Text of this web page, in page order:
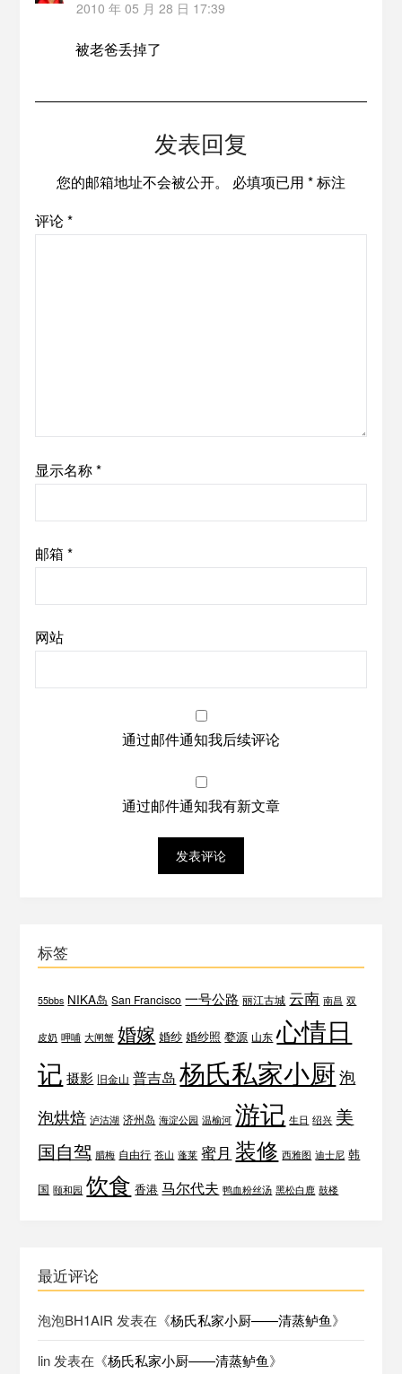
2010 年 05 月 28 日 17:39
被老爸丢掉了
发表回复
您的邮箱地址不会被公开。 必填项已用 *标注
评论*
显示名称*
邮箱 *
网站
通过邮件通知我后续评论
通过邮件通知我有新文章
标签
55bbs NIKA岛 San Francisco 一号公路 丽江古城 云南 南昌 双
皮奶 呷哺 大闸蟹 婚嫁 婚纱 婚纱照 婺源 山东 心情日
记 摄影 旧金山 普吉岛 杨氏私家小厨 泡
泡烘焙 泸沽湖 济州岛 海淀公园 温榆河 游记 生日 绍兴 美
国自驾 腊梅 自由行 苍山 蓬莱 蜜月 装修 西雅图 迪士尼 韩
国 颐和园 饮食 香港 马尔代夫 鸭血粉丝汤 黑松白鹿 鼓楼
最近评论
泡泡BH1AIR 发表在《杨氏私家小厨——清蒸鲈鱼》
lin发表在《杨氏私家小厨——清蒸鲈鱼》